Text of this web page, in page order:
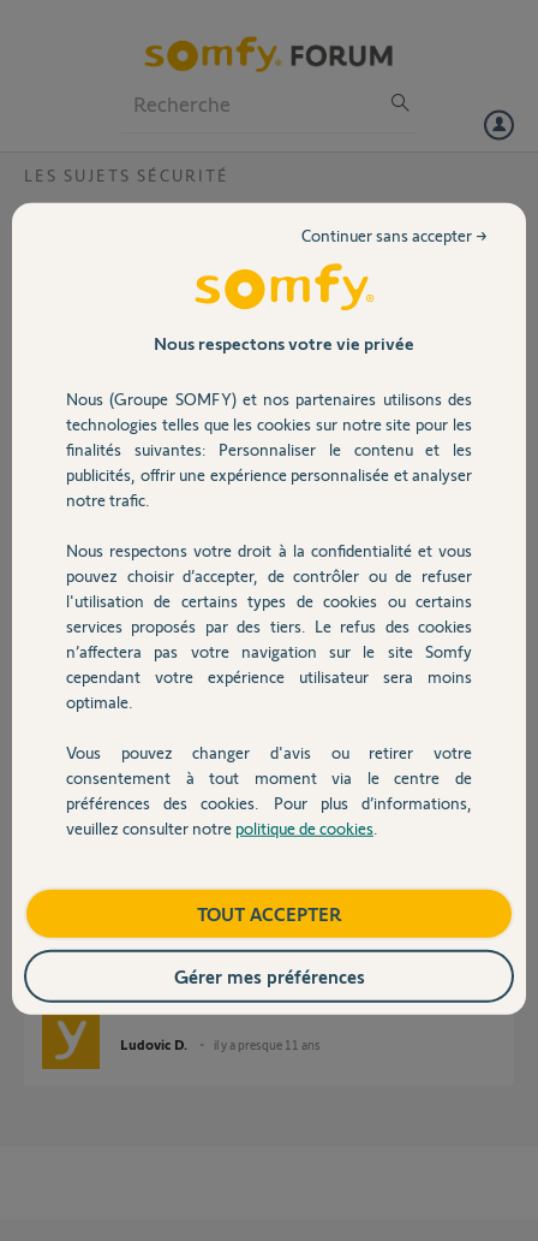
Volet
Sécurité
Domotique
Chauffage
Autres produits
Devis avec un pro
Contact
LES SUJETS SÉCURITÉ
Detecteur de mouvement image
Bonjour,j'ai une installation avec une centrale Gsm, mais n'ai pas de
connexion internet. Est ce que le detecteur de mouvement image va
envoyer les photos par sms dans ce cas, ou faut il avoir absolument
Alain M.
il y a presque 11 ans
Participer au fil de discussion
Réponses
Bonjour,
Vous aurez une réponse par le SAV, Sylvain "ou autre" à votre problème
sur ce post
Robert P. il y a presque 11 ans
Si vous n'avez pas internet, le détecteur de mouvement image
fonctionnera comme un détecteur de mouvement standard donc sans
photo. Il n'est donc pas utile dans votre cas d’acquérir un détecteur de
mouvement image sans internet.
Ludovic D. il y a presque 11 ans
Nous respectons votre vie privée
Nous (Groupe SOMFY) et nos partenaires utilisons des
technologies telles que les cookies sur notre site pour les
finalités suivantes: Personnaliser le contenu et les
publicités, offrir une expérience personnalisée et analyser
notre trafic.
Nous respectons votre droit à la confidentialité et vous
pouvez choisir d’accepter, de contrôler ou de refuser
l'utilisation de certains types de cookies ou certains
services proposés par des tiers. Le refus des cookies
n’affectera pas votre navigation sur le site Somfy
cependant votre expérience utilisateur sera moins
optimale.
Vous pouvez changer d'avis ou retirer votre
consentement à tout moment via le centre de
préférences des cookies. Pour plus d’informations,
veuillez consulter notre politique de cookies
Continuer sans accepter →
TOUT ACCEPTER
Gérer mes préférences